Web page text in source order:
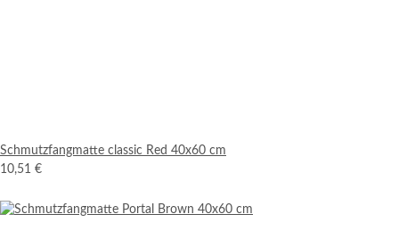
Schmutzfangmatte classic Red 40x60 cm
10,51 €